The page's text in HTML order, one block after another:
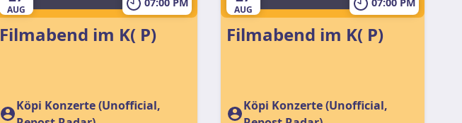
AUG
Filmabend im K( P)
Köpi Konzerte (Unofficial,
AUG
Filmabend im K( P)
Köpi Konzerte (Unofficial,